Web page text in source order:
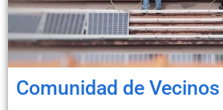
Comunidad de Vecinos